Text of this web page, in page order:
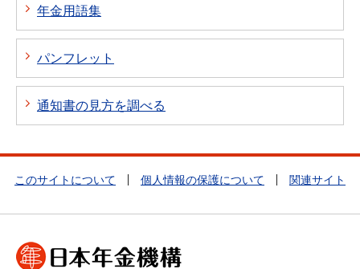
年金用語集
パンフレット
通知書の見方を調べる
このサイトについて 個人情報の保護について 関連サイト